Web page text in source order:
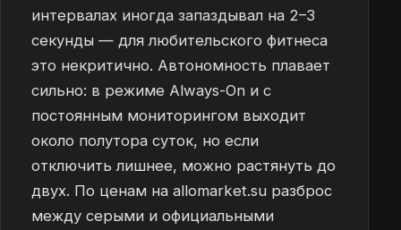
интервалах иногда запаздывал на 2–3
секунды — для любительского фитнеса
это некритично. Автономность плавает
сильно: в режиме Always-On и с
постоянным мониторингом выходит
около полутора суток, но если
отключить лишнее, можно растянуть до
двух. По ценам на allomarket.su разброс
между серыми и официальными